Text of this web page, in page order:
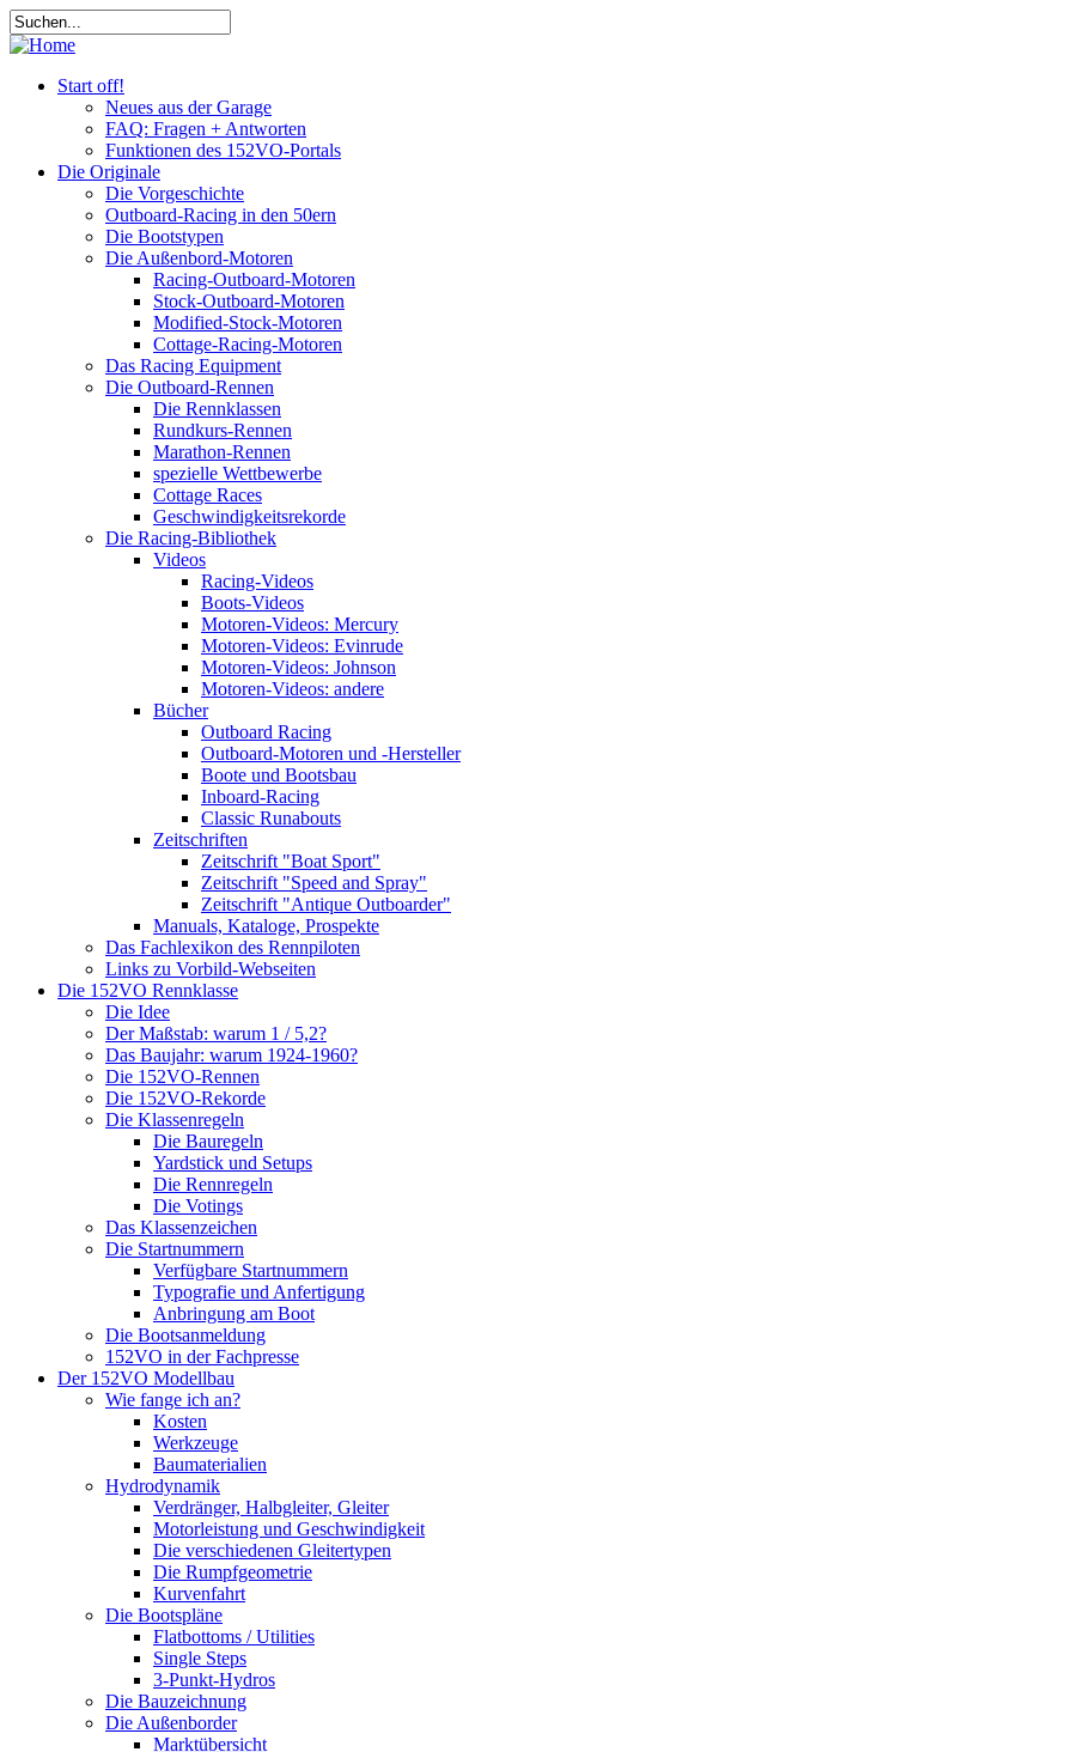
Start off!
Neues aus der Garage
FAQ: Fragen + Antworten
Funktionen des 152VO-Portals
Die Originale
Die Vorgeschichte
Outboard-Racing in den 50ern
Die Bootstypen
Die Außenbord-Motoren
Racing-Outboard-Motoren
Stock-Outboard-Motoren
Modified-Stock-Motoren
Cottage-Racing-Motoren
Das Racing Equipment
Die Outboard-Rennen
Die Rennklassen
Rundkurs-Rennen
Marathon-Rennen
spezielle Wettbewerbe
Cottage Races
Geschwindigkeitsrekorde
Die Racing-Bibliothek
Videos
Racing-Videos
Boots-Videos
Motoren-Videos: Mercury
Motoren-Videos: Evinrude
Motoren-Videos: Johnson
Motoren-Videos: andere
Bücher
Outboard Racing
Outboard-Motoren und -Hersteller
Boote und Bootsbau
Inboard-Racing
Classic Runabouts
Zeitschriften
Zeitschrift "Boat Sport"
Zeitschrift "Speed and Spray"
Zeitschrift "Antique Outboarder"
Manuals, Kataloge, Prospekte
Das Fachlexikon des Rennpiloten
Links zu Vorbild-Webseiten
Die 152VO Rennklasse
Die Idee
Der Maßstab: warum 1 / 5,2?
Das Baujahr: warum 1924-1960?
Die 152VO-Rennen
Die 152VO-Rekorde
Die Klassenregeln
Die Bauregeln
Yardstick und Setups
Die Rennregeln
Die Votings
Das Klassenzeichen
Die Startnummern
Verfügbare Startnummern
Typografie und Anfertigung
Anbringung am Boot
Die Bootsanmeldung
152VO in der Fachpresse
Der 152VO Modellbau
Wie fange ich an?
Kosten
Werkzeuge
Baumaterialien
Hydrodynamik
Verdränger, Halbgleiter, Gleiter
Motorleistung und Geschwindigkeit
Die verschiedenen Gleitertypen
Die Rumpfgeometrie
Kurvenfahrt
Die Bootspläne
Flatbottoms / Utilities
Single Steps
3-Punkt-Hydros
Die Bauzeichnung
Die Außenborder
Marktübersicht